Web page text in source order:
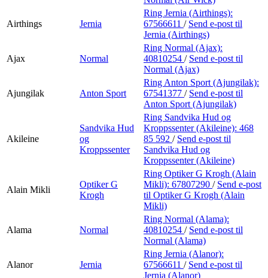
Airthings Jernia
Ring Jernia (Airthings):
67566611 / Send e-post til
Jernia (Airthings)
Ajax Normal
Ring Normal (Ajax):
40810254 / Send e-post til
Normal (Ajax)
Ajungilak Anton Sport
Ring Anton Sport (Ajungilak):
67541377 / Send e-post til
Anton Sport (Ajungilak)
Akileine
Sandvika Hud
og
Kroppssenter
Ring Sandvika Hud og
Kroppssenter (Akileine): 468
85 592 / Send e-post til
Sandvika Hud og
Kroppssenter (Akileine)
Alain Mikli
Optiker G
Krogh
Ring Optiker G Krogh (Alain
Mikli): 67807290 / Send e-post
til Optiker G Krogh (Alain
Mikli)
Alama Normal
Ring Normal (Alama):
40810254 / Send e-post til
Normal (Alama)
Alanor Jernia
Ring Jernia (Alanor):
67566611 / Send e-post til
Jernia (Alanor)